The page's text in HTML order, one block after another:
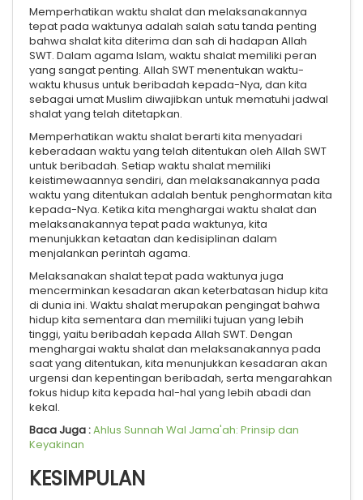
Memperhatikan waktu shalat dan melaksanakannya
tepat pada waktunya adalah salah satu tanda penting
bahwa shalat kita diterima dan sah di hadapan Allah
SWT. Dalam agama Islam, waktu shalat memiliki peran
yang sangat penting. Allah SWT menentukan waktu-
waktu khusus untuk beribadah kepada-Nya, dan kita
sebagai umat Muslim diwajibkan untuk mematuhi jadwal
shalat yang telah ditetapkan.
Memperhatikan waktu shalat berarti kita menyadari
keberadaan waktu yang telah ditentukan oleh Allah SWT
untuk beribadah. Setiap waktu shalat memiliki
keistimewaannya sendiri, dan melaksanakannya pada
waktu yang ditentukan adalah bentuk penghormatan kita
kepada-Nya. Ketika kita menghargai waktu shalat dan
melaksanakannya tepat pada waktunya, kita
menunjukkan ketaatan dan kedisiplinan dalam
menjalankan perintah agama.
Melaksanakan shalat tepat pada waktunya juga
mencerminkan kesadaran akan keterbatasan hidup kita
di dunia ini. Waktu shalat merupakan pengingat bahwa
hidup kita sementara dan memiliki tujuan yang lebih
tinggi, yaitu beribadah kepada Allah SWT. Dengan
menghargai waktu shalat dan melaksanakannya pada
saat yang ditentukan, kita menunjukkan kesadaran akan
urgensi dan kepentingan beribadah, serta mengarahkan
fokus hidup kita kepada hal-hal yang lebih abadi dan
kekal.
Baca Juga :Ahlus Sunnah Wal Jama'ah: Prinsip dan
Keyakinan
KESIMPULAN